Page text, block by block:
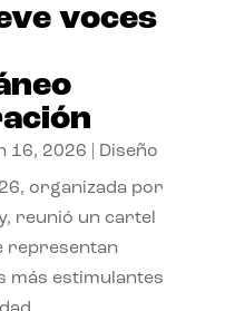
voces
16, 2026 Diseño
organizada por
reunió un cartel
representan
más estimulantes